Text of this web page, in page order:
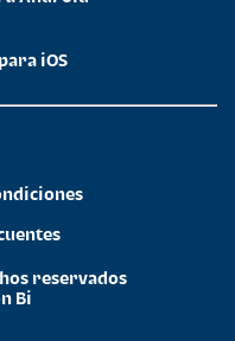
iOS
reservados
Bi